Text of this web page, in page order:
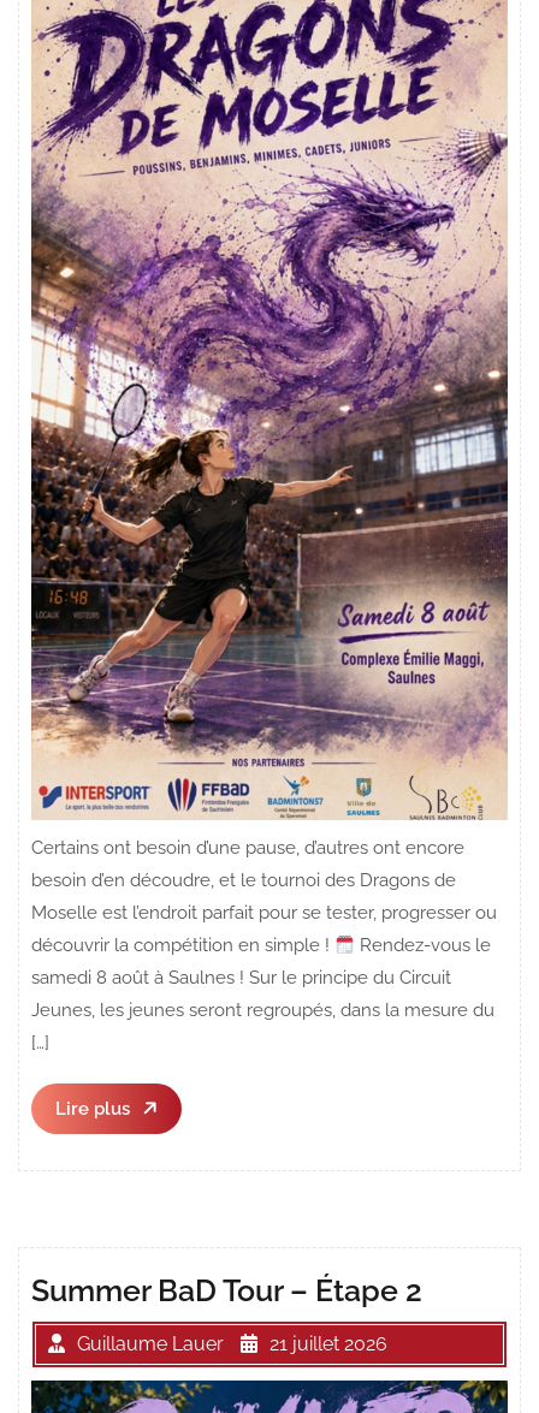
Certains ont besoin d’une pause, d’autres ont encore
besoin d’en découdre, et le tournoi des Dragons de
Moselle est l’endroit parfait pour se tester, progresser ou
découvrir la compétition en simple !
Rendez-vous le
samedi 8 août à Saulnes ! Sur le principe du Circuit
Jeunes, les jeunes seront regroupés, dans la mesure du
[…]
Lire plus
Lire
plus
Summer BaD Tour – Étape 2
Guillaume Lauer 21 juillet 2026